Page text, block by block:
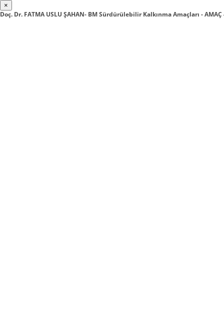
×
Doç. Dr. FATMA USLU ŞAHAN- BM Sürdürülebilir Kalkınma Amaçları - AMAÇ